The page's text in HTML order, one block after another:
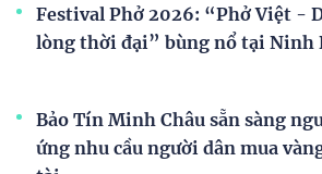
Festival Phở 2026: “Phở Việt -
lòng thời đại” bùng nổ tại Ninh
Bảo Tín Minh Châu sẵn sàng
ứng nhu cầu người dân mua